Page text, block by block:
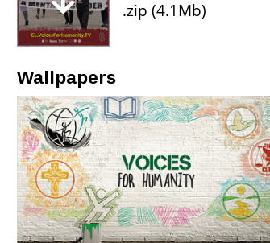
.zip (4.1Mb)
Wallpapers